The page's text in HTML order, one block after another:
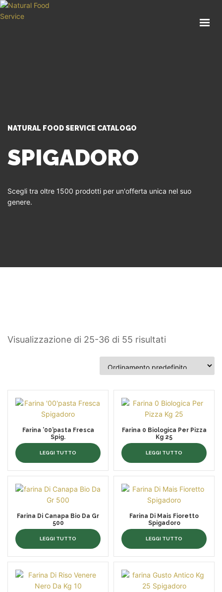
NATURAL FOOD SERVICE CATALOGO
SPIGADORO
Scegli tra oltre 1500 prodotti per un'offerta unica nel suo
genere.
Visualizzazione di 25-36 di 55 risultati
Farina ’00’pasta Fresca
Spig.
LEGGI TUTTO
Farina 0 Biologica Per Pizza
Kg 25
LEGGI TUTTO
Farina Di Canapa Bio Da Gr
500
LEGGI TUTTO
Farina Di Mais Fioretto
Spigadoro
LEGGI TUTTO